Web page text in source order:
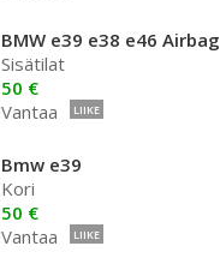
BMW e39 e38 e46 Airbag
Sisätilat
50 €
Vantaa
LIIKE
Bmw e39
Kori
50 €
Vantaa
LIIKE